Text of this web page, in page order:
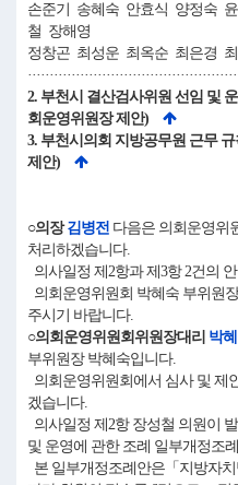
손준기 송혜숙 안효식 양정숙
철 장해영
정창곤 최성운 최옥순 최은경
2. 부천시 결산검사위원 선임 및
회운영위원장 제안)
3. 부천시의회 지방공무원 근무
제안)
○의장김병전 다음은 의회운영위
처리하겠습니다.
의사일정 제2항과 제3항 2건의
의회운영위원회 박혜숙 부위원
주시기 바랍니다.
○의회운영위원회위원장대리 박
부위원장 박혜숙입니다.
의회운영위원회에서 심사 및 제
겠습니다.
의사일정 제2항 장성철 의원이
및 운영에 관한 조례 일부개정조
본 일부개정조례안은「지방자